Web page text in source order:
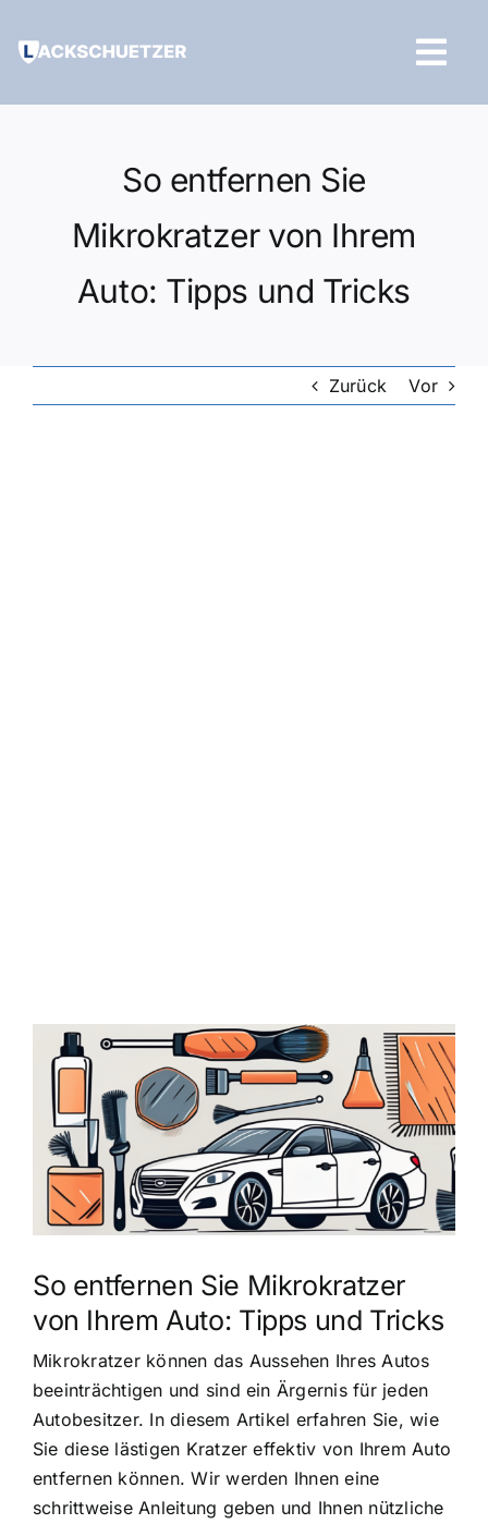
Inhalt
So entfernen Sie
Mikrokratzer von Ihrem
Auto: Tipps und Tricks
Zurück Vor
Zeige
grösseres
Bild
So entfernen Sie Mikrokratzer
von Ihrem Auto: Tipps und Tricks
Mikrokratzer können das Aussehen Ihres Autos
beeinträchtigen und sind ein Ärgernis für jeden
Autobesitzer. In diesem Artikel erfahren Sie, wie
Sie diese lästigen Kratzer effektiv von Ihrem Auto
entfernen können. Wir werden Ihnen eine
schrittweise Anleitung geben und Ihnen nützliche